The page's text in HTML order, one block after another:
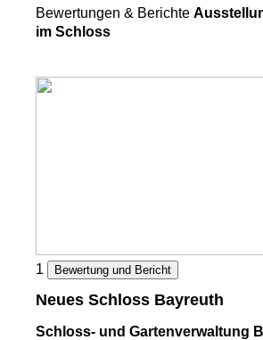
Bewertungen & Berichte
im Schloss
1 Bewertung und Bericht
Neues Schloss Bayreuth
Schloss- und Gartenverwaltung